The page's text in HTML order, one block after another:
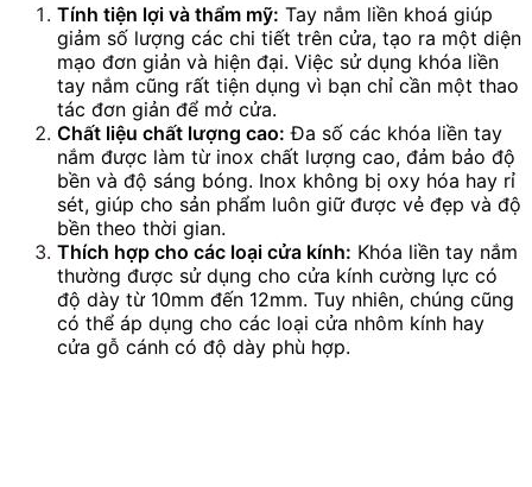
Tính tiện lợi và thẩm mỹ: Tay nắm liền khoá giúp
giảm số lượng các chi tiết trên cửa, tạo ra một diện
mạo đơn giản và hiện đại. Việc sử dụng khóa liền
tay nắm cũng rất tiện dụng vì bạn chỉ cần một thao
tác đơn giản để mở cửa.
Chất liệu chất lượng cao: Đa số các khóa liền tay
nắm được làm từ inox chất lượng cao, đảm bảo độ
bền và độ sáng bóng. Inox không bị oxy hóa hay rỉ
sét, giúp cho sản phẩm luôn giữ được vẻ đẹp và độ
bền theo thời gian.
Thích hợp cho các loại cửa kính: Khóa liền tay nắm
thường được sử dụng cho cửa kính cường lực có
độ dày từ 10mm đến 12mm. Tuy nhiên, chúng cũng
có thể áp dụng cho các loại cửa nhôm kính hay
cửa gỗ cánh có độ dày phù hợp.